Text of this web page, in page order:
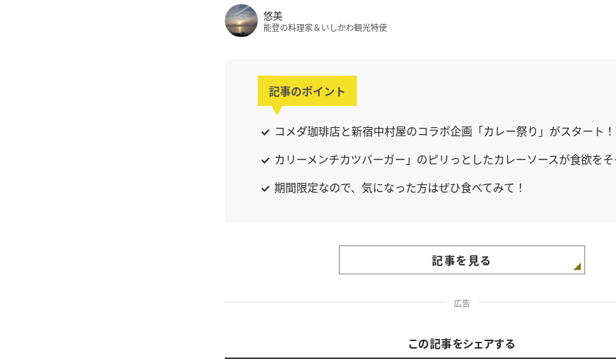
悠美
能登の料理家＆いしかわ観光特使
記事のポイント
コメダ珈琲店と新宿中村屋のコラボ企画「カレー祭り」がスタート！
カリーメンチカツバーガー」のピリっとしたカレーソースが食欲を
期間限定なので、気になった方はぜひ食べてみて！
記事を見る
広告
この記事をシェアする